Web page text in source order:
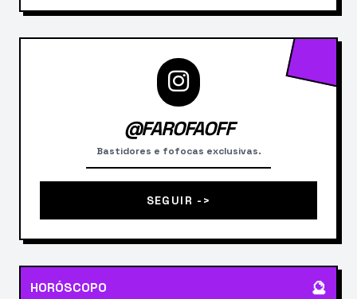
@FAROFAOFF
Bastidores e fofocas exclusivas.
SEGUIR ->
HORÓSCOPO 🔮